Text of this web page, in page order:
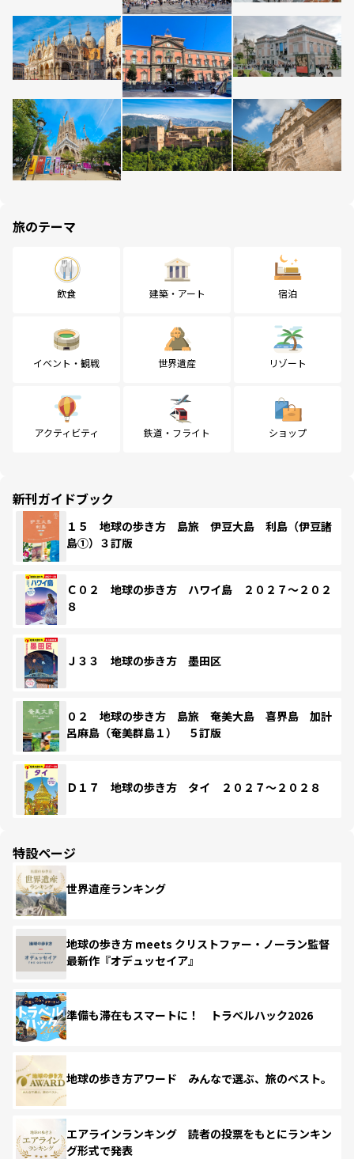
旅のテーマ
飲食 建築・アート 宿泊
イベント・観戦 世界遺産 リゾート
アクティビティ 鉄道・フライト ショップ
新刊ガイドブック
１５ 地球の歩き方 島旅 伊豆大島 利島（伊豆諸
島①）３訂版
Ｃ０２ 地球の歩き方 ハワイ島 ２０２７～２０２
８
Ｊ３３ 地球の歩き方 墨田区
０２ 地球の歩き方 島旅 奄美大島 喜界島 加計
呂麻島（奄美群島１） ５訂版
Ｄ１７ 地球の歩き方 タイ ２０２７～２０２８
特設ページ
世界遺産ランキング
地球の歩き方 meets クリストファー・ノーラン監督
最新作『オデュッセイア』
準備も滞在もスマートに！ トラベルハック2026
地球の歩き方アワード みんなで選ぶ、旅のベスト。
エアラインランキング 読者の投票をもとにランキン
グ形式で発表